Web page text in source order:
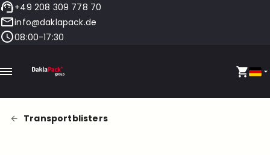
+49 208 309 778 70
info@daklapack.de
08:00-17:30
Transportblisters